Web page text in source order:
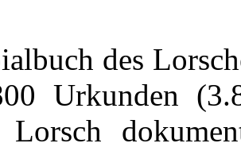
des
Urkunden
Lorsch